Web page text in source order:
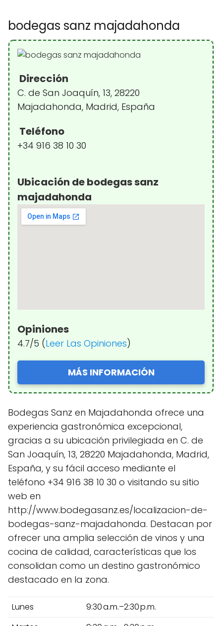
bodegas sanz majadahonda
Dirección
C. de San Joaquín, 13, 28220
Majadahonda, Madrid, España
Teléfono
+34 916 38 10 30
Ubicación de bodegas sanz
majadahonda
Opiniones
4.7/5 (Leer Las Opiniones)
MÁS INFORMACIÓN
Bodegas Sanz en Majadahonda ofrece una
experiencia gastronómica excepcional,
gracias a su ubicación privilegiada en C. de
San Joaquín, 13, 28220 Majadahonda, Madrid,
España, y su fácil acceso mediante el
teléfono +34 916 38 10 30 o visitando su sitio
web en
http://www.bodegasanz.es/localizacion-de-
bodegas-sanz-majadahonda. Destacan por
ofrecer una amplia selección de vinos y una
cocina de calidad, características que los
consolidan como un destino gastronómico
destacado en la zona.
Lunes
9:30 a.m.–2:30 p.m.